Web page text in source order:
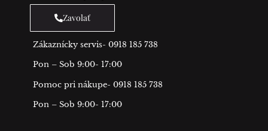
Zavolať
Zákaznícky servis- 0918 185 738
Pon – Sob 9:00- 17:00
Pomoc pri nákupe- 0918 185 738
Pon – Sob 9:00- 17:00